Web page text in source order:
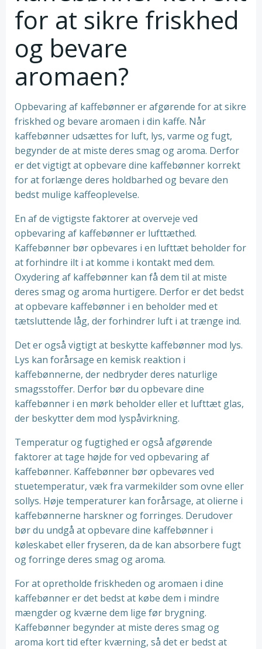
for at sikre friskhed
og bevare
aromaen?
Opbevaring af kaffebønner er afgørende for at sikre
friskhed og bevare aromaen i din kaffe. Når
kaffebønner udsættes for luft, lys, varme og fugt,
begynder de at miste deres smag og aroma. Derfor
er det vigtigt at opbevare dine kaffebønner korrekt
for at forlænge deres holdbarhed og bevare den
bedst mulige kaffeoplevelse.
En af de vigtigste faktorer at overveje ved
opbevaring af kaffebønner er lufttæthed.
Kaffebønner bør opbevares i en lufttæt beholder for
at forhindre ilt i at komme i kontakt med dem.
Oxydering af kaffebønner kan få dem til at miste
deres smag og aroma hurtigere. Derfor er det bedst
at opbevare kaffebønner i en beholder med et
tætsluttende låg, der forhindrer luft i at trænge ind.
Det er også vigtigt at beskytte kaffebønner mod lys.
Lys kan forårsage en kemisk reaktion i
kaffebønnerne, der nedbryder deres naturlige
smagsstoffer. Derfor bør du opbevare dine
kaffebønner i en mørk beholder eller et lufttæt glas,
der beskytter dem mod lyspåvirkning.
Temperatur og fugtighed er også afgørende
faktorer at tage højde for ved opbevaring af
kaffebønner. Kaffebønner bør opbevares ved
stuetemperatur, væk fra varmekilder som ovne eller
sollys. Høje temperaturer kan forårsage, at olierne i
kaffebønnerne harskner og forringes. Derudover
bør du undgå at opbevare dine kaffebønner i
køleskabet eller fryseren, da de kan absorbere fugt
og forringe deres smag og aroma.
For at opretholde friskheden og aromaen i dine
kaffebønner er det bedst at købe dem i mindre
mængder og kværne dem lige før brygning.
Kaffebønner begynder at miste deres smag og
aroma kort tid efter kværning, så det er bedst at